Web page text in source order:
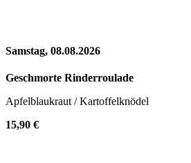
Samstag, 08.08.2026
Geschmorte Rinderroulade
Apfelblaukraut / Kartoffelknödel
15,90 €